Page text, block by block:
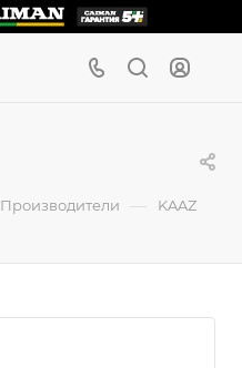
Производители — KAAZ